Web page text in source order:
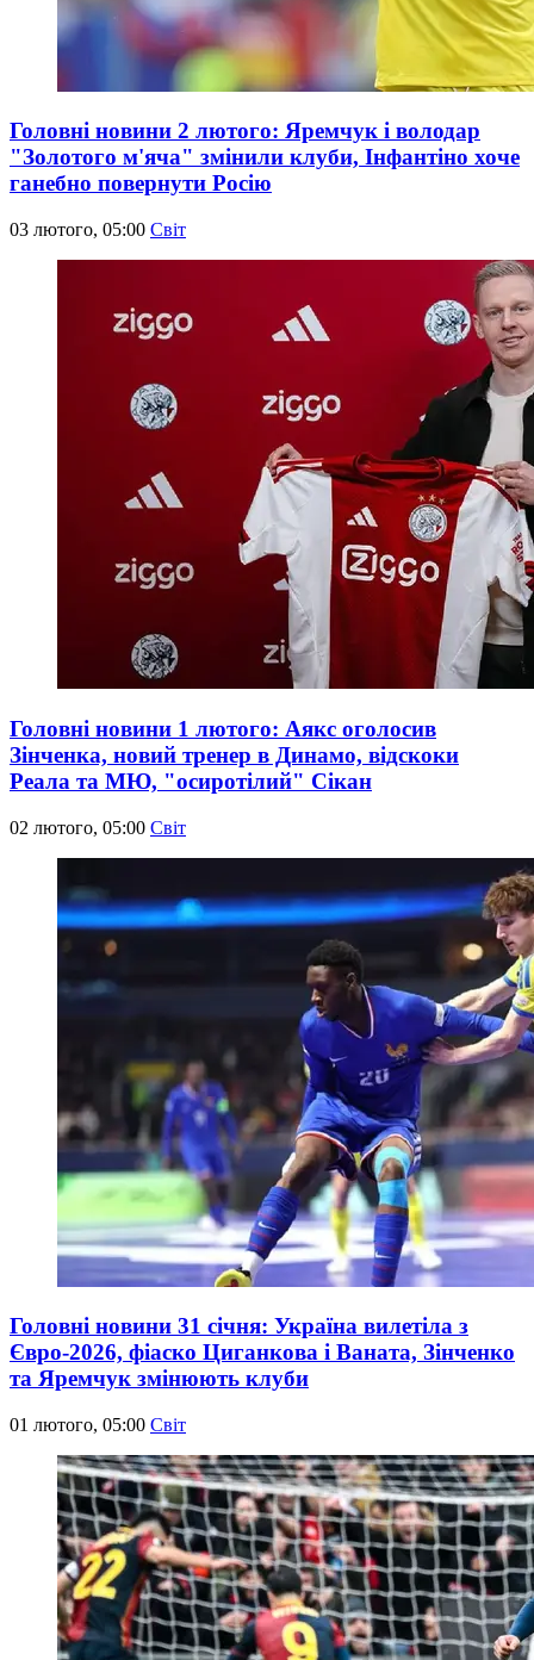
Головні новини 2 лютого: Яремчук і володар
"Золотого м'яча" змінили клуби, Інфантіно хоче
ганебно повернути Росію
03 лютого, 05:00 Світ
Головні новини 1 лютого: Аякс оголосив
Зінченка, новий тренер в Динамо, відскоки
Реала та МЮ, "осиротілий" Сікан
02 лютого, 05:00 Світ
Головні новини 31 січня: Україна вилетіла з
Євро-2026, фіаско Циганкова і Ваната, Зінченко
та Яремчук змінюють клуби
01 лютого, 05:00 Світ